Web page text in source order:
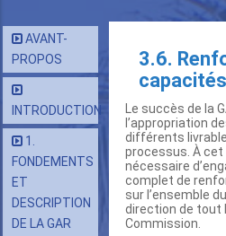
AVANT-
PROPOS
INTRODUCTION
1.
FONDEMENTS
ET
DESCRIPTION
DE LA GAR
3.6.
capacités
Le succès de la
l’appropriation
différents
processus. À
nécessaire
complet de
sur l’ensemble
direction de tout
Commission.